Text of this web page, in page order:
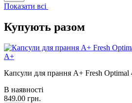
Показати всі
Купують разом
A+
Капсули для прання А+ Fresh Optimal
В наявності
849.00 грн.